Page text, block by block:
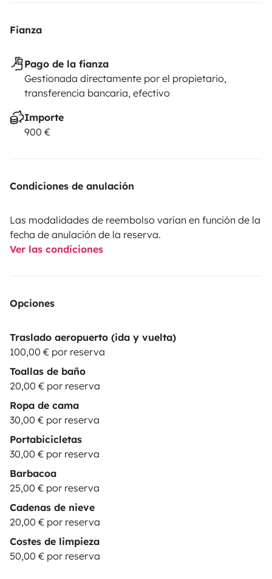
Fianza
Pago de la fianza
Gestionada directamente por el propietario,
transferencia bancaria, efectivo
Importe
900 €
Condiciones de anulación
Las modalidades de reembolso varían en función de la
fecha de anulación de la reserva.
Ver las condiciones
Opciones
Traslado aeropuerto (ida y vuelta)
100,00 € por reserva
Toallas de baño
20,00 € por reserva
Ropa de cama
30,00 € por reserva
Portabicicletas
30,00 € por reserva
Barbacoa
25,00 € por reserva
Cadenas de nieve
20,00 € por reserva
Costes de limpieza
50,00 € por reserva